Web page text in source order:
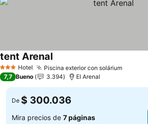
3 Estrellas
Hotel Piscina exterior con soláriumVer
tent ArenalVer precios
7,7 Bueno 3.394 El Arenal
De $ 300.036
Mira precios de 7 páginas